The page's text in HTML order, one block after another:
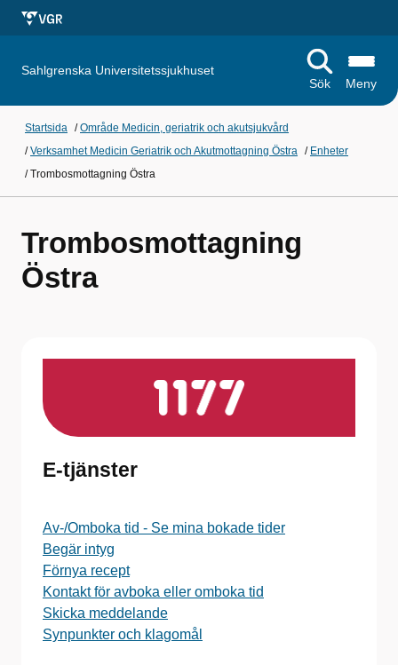
Sahlgrenska Universitetssjukhuset
Sök
Meny
Startsida /Område Medicin, geriatrik och akutsjukvård
/Verksamhet Medicin Geriatrik och Akutmottagning Östra / Enheter
/Trombosmottagning Östra
Trombosmottagning
Östra
E-tjänster
Av-/Omboka tid - Se mina bokade tider
Begär intyg
Förnya recept
Kontakt för avboka eller omboka tid
Skicka meddelande
Synpunkter och klagomål